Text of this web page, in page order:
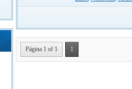
Página 1 of 1 1